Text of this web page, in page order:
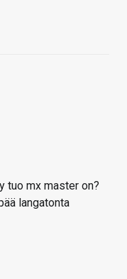
tuo mx master on?
langatonta